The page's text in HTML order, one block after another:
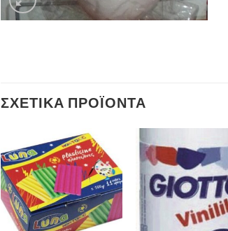
ΣΧΕΤΙΚΆ ΠΡΟΪΌΝΤΑ